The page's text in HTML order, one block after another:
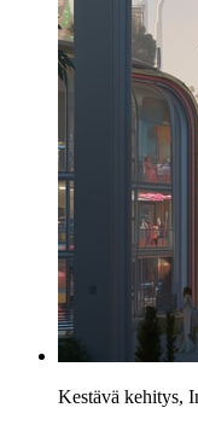
Kestävä kehitys,